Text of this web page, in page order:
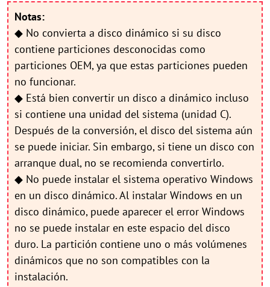
Notas:
◆ No convierta a disco dinámico si su disco
contiene particiones desconocidas como
particiones OEM, ya que estas particiones pueden
no funcionar.
◆ Está bien convertir un disco a dinámico incluso
si contiene una unidad del sistema (unidad C).
Después de la conversión, el disco del sistema aún
se puede iniciar. Sin embargo, si tiene un disco con
arranque dual, no se recomienda convertirlo.
◆ No puede instalar el sistema operativo Windows
en un disco dinámico. Al instalar Windows en un
disco dinámico, puede aparecer el error Windows
no se puede instalar en este espacio del disco
duro. La partición contiene uno o más volúmenes
dinámicos que no son compatibles con la
instalación.